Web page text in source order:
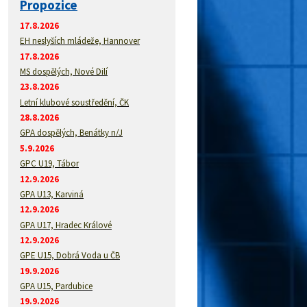
Propozice
17.8.2026
EH neslyších mládeže, Hannover
17.8.2026
MS dospělých, Nové Dilí
23.8.2026
Letní klubové soustředění, ČK
28.8.2026
GPA dospělých, Benátky n/J
5.9.2026
GPC U19, Tábor
12.9.2026
GPA U13, Karviná
12.9.2026
GPA U17, Hradec Králové
12.9.2026
GPE U15, Dobrá Voda u ČB
19.9.2026
GPA U15, Pardubice
19.9.2026